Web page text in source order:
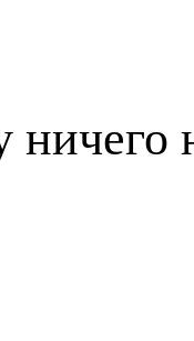
ничего